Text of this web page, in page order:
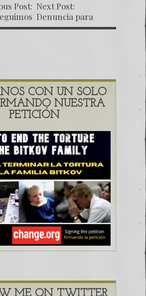
Post:
prueba
Next Post:
Denuncia para
Prevenir la Tortura
CON UN SOLO
NUESTRA
PETICIÓN
ME ON TWITTER